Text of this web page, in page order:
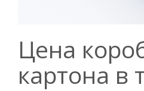
Цена
картона в